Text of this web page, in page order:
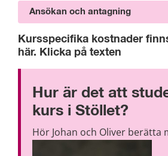
Ansökan och antagning
Kursspecifika kostnader
här. Klicka på texten
Hur är det att
kurs i Stöllet?
Hör Johan och Oliver berätta